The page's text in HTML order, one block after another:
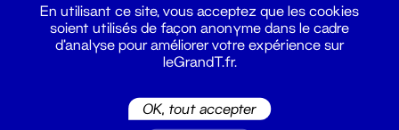
En utilisant ce site, vous acceptez que les cookies
soient utilisés de façon anonyme dans le cadre
d'analyse pour améliorer votre expérience sur
leGrandT.fr.
OK, tout accepter